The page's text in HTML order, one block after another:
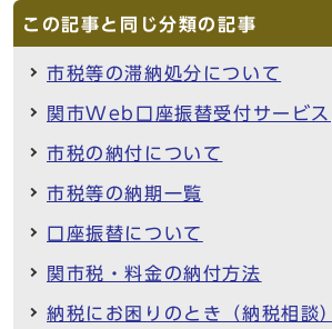
この記事と同じ分類の記事
市税等の滞納処分について
関市Web口座振替受付サービス
市税の納付について
市税等の納期一覧
口座振替について
関市税・料金の納付方法
納税にお困りのとき（納税相談）